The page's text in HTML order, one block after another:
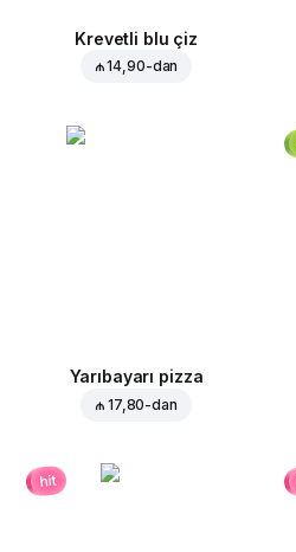
Krevetli blu çiz
₼ 14,90-dan
Yarıbayarı pizza
₼ 17,80-dan
hit